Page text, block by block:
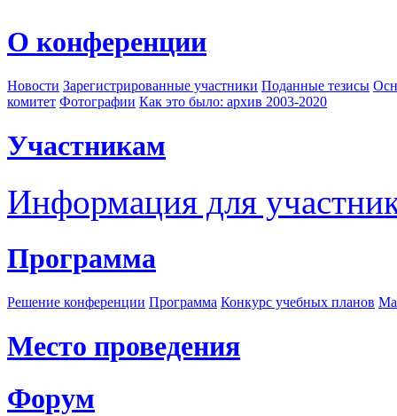
О конференции
Новости Зарегистрированные участники Поданные тезисы
комитет Фотографии Как это было: архив 2003-2020
Участникам
Информация для
Программа
Решение конференции Программа Конкурс учебных планов
Место проведения
Форум